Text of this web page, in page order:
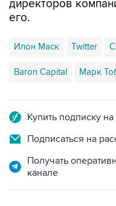
Илон Маск
Baron Capital Марк
Подписаться на
Получать
НОВОСТИ ПО ТЕМЕ